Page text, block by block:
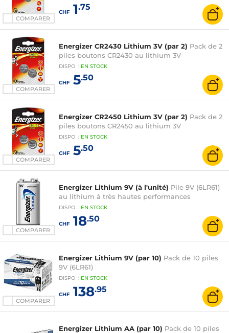
COMPARER
CHF1.75
COMPARER
Energizer CR2430 Lithium 3V (par 2) Pack de 2
piles boutons CR2430 au lithium 3V
DISPO : EN STOCK
CHF5.50
COMPARER
Energizer CR2450 Lithium 3V (par 2) Pack de 2
piles boutons CR2450 au lithium 3V
DISPO : EN STOCK
CHF5.50
COMPARER
Energizer Lithium 9V (à l'unité) Pile 9V (6LR61)
au lithium à très hautes performances
DISPO : EN STOCK
CHF18.50
COMPARER
Energizer Lithium 9V (par 10) Pack de 10 piles
9V (6LR61)
DISPO : EN STOCK
CHF138.95
Energizer Lithium AA (par 10) Pack de 10 piles